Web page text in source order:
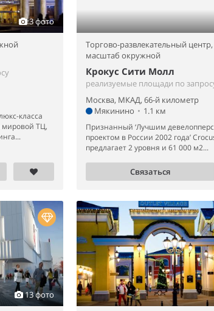
3 фото
класса
мировой ТЦ,
Торгово-развлекательный центр,
масштаб окружной
Крокус Сити Молл
реализуемые площади по
Москва, МКАД, 66-й километр
Мякинино • 1.1 км
Признанный ‘Лучшим
проектом в России 2002 года’
предлагает 2 уровня и 61 000 м2...
Связаться
13 фото